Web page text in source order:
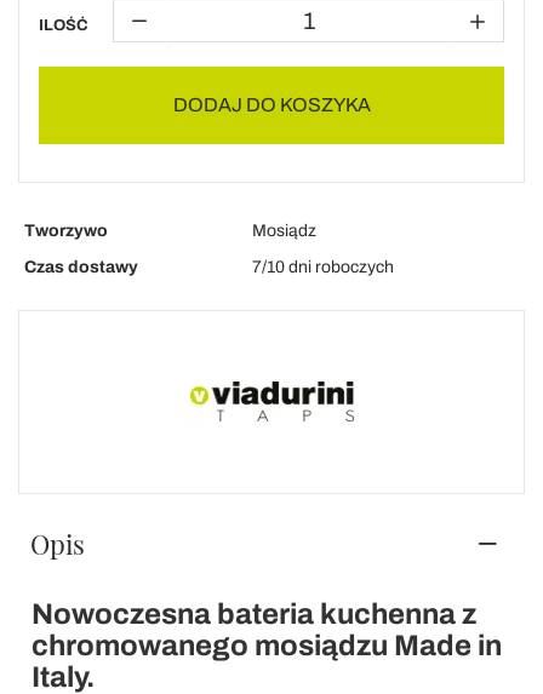
ILOŚĆ
DODAJ DO KOSZYKA
Tworzywo
Mosiądz
Czas dostawy
7/10 dni roboczych
Opis
Nowoczesna bateria kuchenna z
chromowanego mosiądzu Made in
Italy.